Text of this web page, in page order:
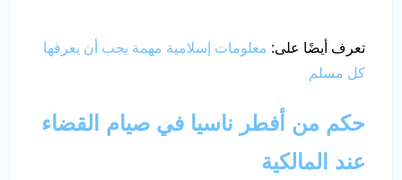
تعرف أيضًا على: معلومات إسلامية مهمة يجب أن يعرفها
كل مسلم
حكم من أفطر ناسيا في صيام القضاء
عند المالكية